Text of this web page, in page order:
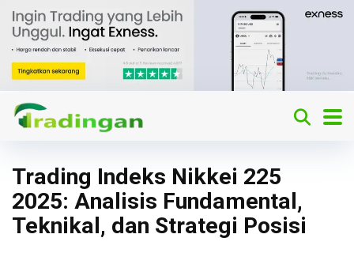
Trading Indeks Nikkei 225
2025: Analisis Fundamental,
Teknikal, dan Strategi Posisi